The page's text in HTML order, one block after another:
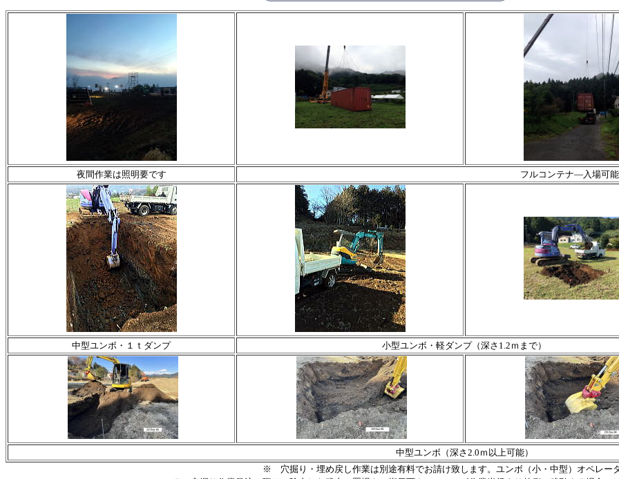
夜間作業は照明要です フルコンテナ―入場可
中型ユンボ・１ｔダンプ 小型ユンボ・軽ダンプ（深さ1.2ｍまで）
中型ユンボ（深さ2.0ｍ以上可能）
※ 穴掘り・埋め戻し作業は別途有料でお請け致します。ユンボ（小・中型）オペレー